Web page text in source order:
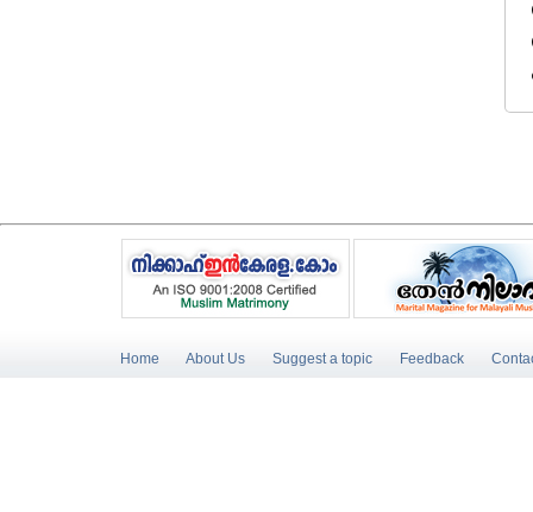
Home About Us Suggest a topic Feedback